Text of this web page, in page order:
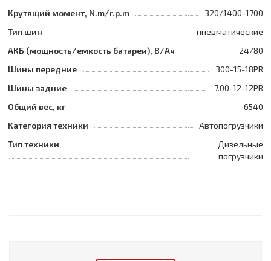
Крутящий момент, N.m/r.p.m
320/1400-1700
Тип шин
пневматические
АКБ (мощность/емкость батареи), В/Ач
24/80
Шины передние
300-15-18PR
Шины задние
7.00-12-12PR
Общий вес, кг
6540
Категория техники
Автопогрузчики
Тип техники
Дизельные
погрузчики